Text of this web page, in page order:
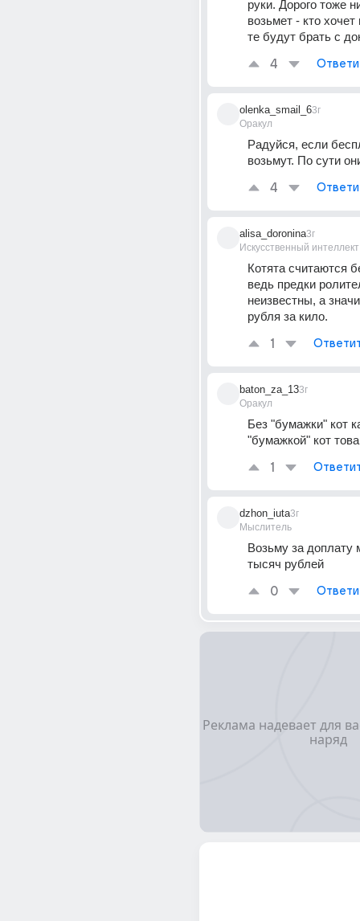
руки. Дорого тоже
возьмет - кто хочет
те будут брать с
4
olenka_smail_6
Оракул
3г
Радуйся, если
возьмут. По сути
4
alisa_doronina
Искусственный интеллект
3г
Котята считаются
ведь предки
неизвестны, а
рубля за кило.
1
baton_za_13
Оракул
3г
Без "бумажки" кот
"бумажкой" кот
1
dzhon_iuta
Мыслитель
3г
Возьму за доплату
тысяч рублей
0